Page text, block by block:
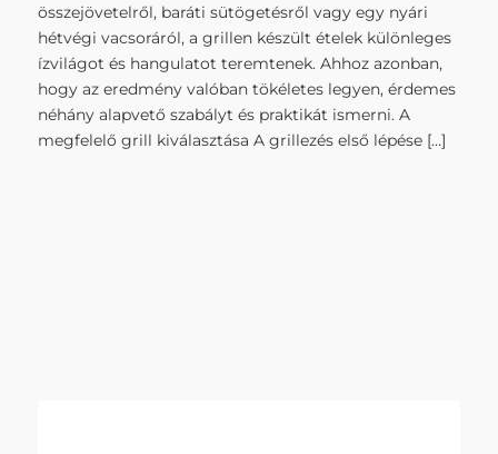
összejövetelről, baráti sütögetésről vagy egy nyári
hétvégi vacsoráról, a grillen készült ételek különleges
ízvilágot és hangulatot teremtenek. Ahhoz azonban,
hogy az eredmény valóban tökéletes legyen, érdemes
néhány alapvető szabályt és praktikát ismerni. A
megfelelő grill kiválasztása A grillezés első lépése […]